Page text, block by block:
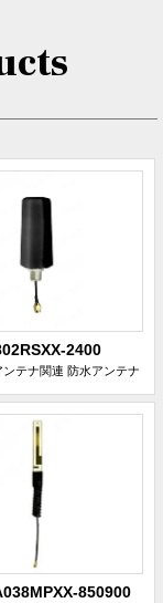
2400
テナ関連 防水アンテナ
850900